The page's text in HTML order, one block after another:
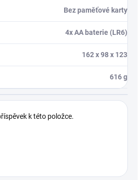
Bez paměťové karty
4x AA baterie (LR6)
162 x 98 x 123
616 g
k této položce.